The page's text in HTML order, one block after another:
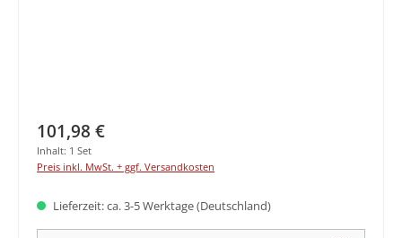
Regulärer Preis:
101,98 €
Inhalt: 1 Set
Preis inkl. MwSt. + ggf. Versandkosten
Lieferzeit: ca. 3-5 Werktage (Deutschland)